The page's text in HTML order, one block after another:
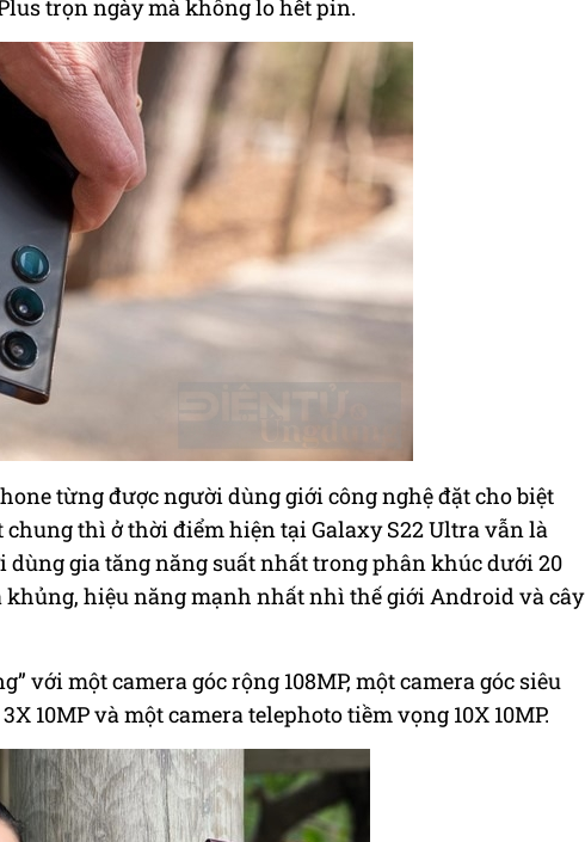
trọn ngày mà không lo hết pin.
từng được người dùng giới công nghệ đặt cho biệt
chung thì ở thời điểm hiện tại Galaxy S22 Ultra vẫn là
gia tăng năng suất nhất trong phân khúc dưới 20
hiệu năng mạnh nhất nhì thế giới Android và cây
với một camera góc rộng 108MP, một camera góc siêu
10MP và một camera telephoto tiềm vọng 10X 10MP.